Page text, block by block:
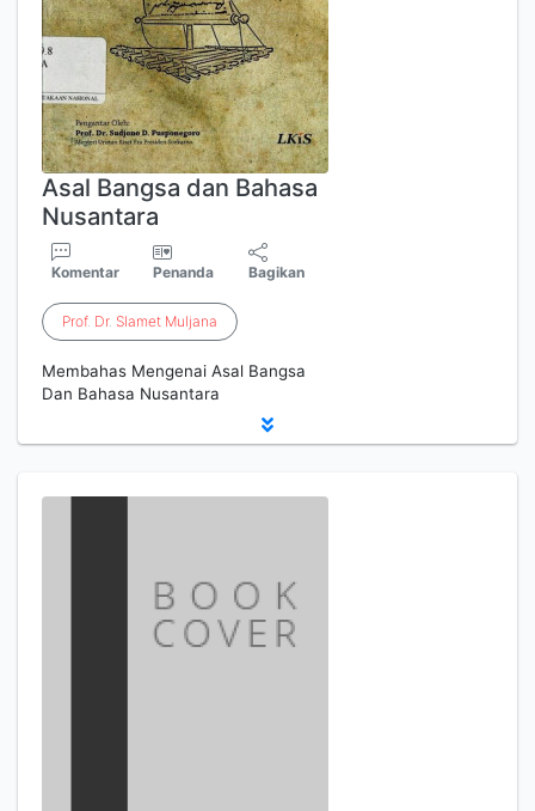
Asal Bangsa dan Bahasa
Nusantara
Komentar Penanda Bagikan
Prof. Dr. Slamet Muljana
Membahas Mengenai Asal Bangsa
Dan Bahasa Nusantara